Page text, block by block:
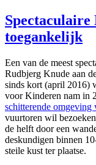
Spectaculaire
toegankelijk
Een van de meest
Rudbjerg Knude aan
sinds kort (april 2016)
voor Kinderen nam in
schitterende omgeving
vuurtoren wil
de helft door een
deskundigen binnen
steile kust ter plaatse.